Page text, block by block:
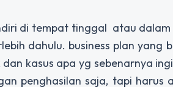
di tempat tinggal atau
dahulu. business plan yang
kasus apa yg sebenarnya
penghasilan saja, tapi harus